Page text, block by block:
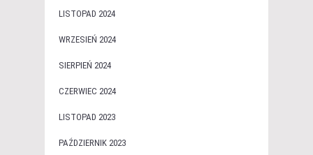
LISTOPAD 2024
WRZESIEŃ 2024
SIERPIEŃ 2024
CZERWIEC 2024
LISTOPAD 2023
PAŹDZIERNIK 2023